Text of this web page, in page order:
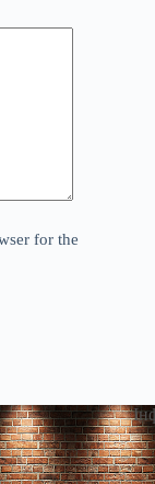
for the